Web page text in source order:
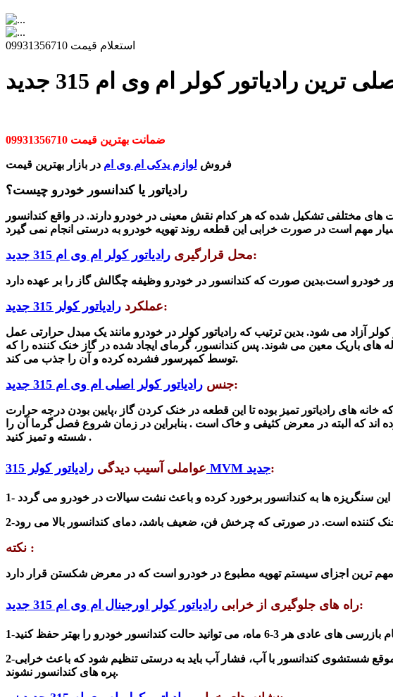
استعلام قیمت 09931356710
ترین رادیاتور کولر ام وی ام 315 جدید
ضمانت بهترین قیمت 09931356710
فروش لوازم یدکی ام وی ام در بازار بهترین قیمت
رادیاتور یا کندانسور خودرو چیست؟
های مختلفی تشکیل شده که هر کدام نقش معینی در خودرو دارند. در واقع کندانسور
محل قرارگیری رادیاتور کولر ام وی ام 315 جدید :
عملکرد رادیاتور کولر 315 جدید :
آزاد می شود. بدین ترتیب که رادیاتور کولر در خودرو مانند یک مبدل حرارتی عمل
های باریک معین می شوند. پس کندانسور، گرمای ایجاد شده در گاز خنک کننده را که
توسط کمپرسور فشرده کرده و آن را جذب می کند.
جنس رادیاتور کولر اصلی ام وی ام 315 جدید :
خانه های رادیاتور تمیز بوده تا این قطعه در خنک کردن گاز ،پایین بودن درجه حرارت
اند که البته در معرض کثیفی و خاک است . بنابراین در زمان شروع فصل گرما آن را
شسته و تمیز کنید .
عواملی آسیب دیدگی رادیاتور کولر 315 MVM جدید:
خنک کننده است. در صورتی که
نکته :
راه های جلوگیری از خرابی رادیاتور کولر اورجینال ام وی ام 315 جدید :
موقع شستشوی کندانسور با آب، فشار آب باید به درستی تنظیم شود که باعث خرابی
پره های کندانسور نشوند.